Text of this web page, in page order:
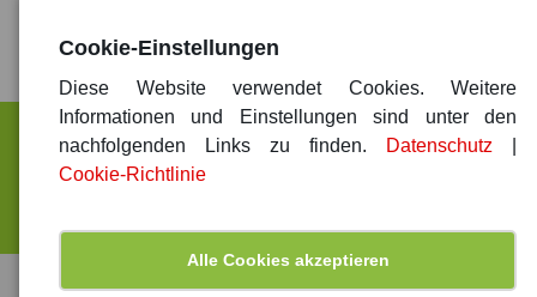
Sitemap| Impressum |Datenschutz
© 2026 Kita Regenbogen – Spenge
Cookie-Einstellungen
Diese Website verwendet Cookies. Weitere
Informationen und Einstellungen sind unter den
nachfolgenden Links zu finden.
Datenschutz
Cookie-Richtlinie
Alle Cookies akzeptieren